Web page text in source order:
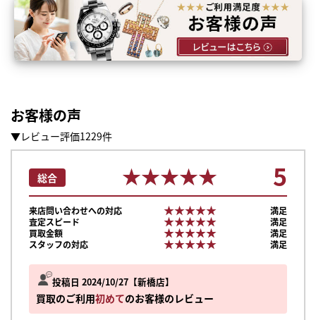
お客様の声
▼レビュー評価1229件
投稿日 2024/10/27 新橋店
買取のご利用初めてのお客様のレビュー
総合 ★★★★★
★★★★★ 5
来店問い合わせへの対応 ★★★★★
★★★★★
満足
査定スピード
★★★★★
★★★★★
満足
買取金額
★★★★★
★★★★★
満足
スタッフの対応
★★★★★
★★★★★ 満足